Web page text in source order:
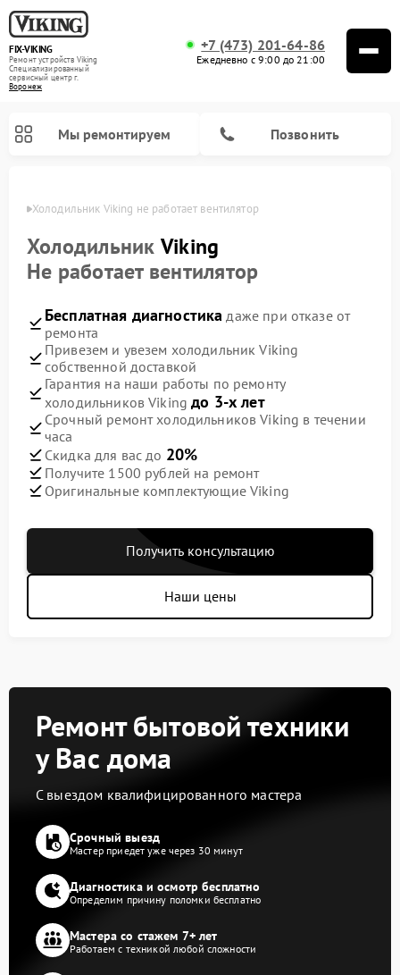
FIX-VIKING
Ремонт устройств Viking
Специализированный
cервисный центр г.
Воронеж
+7 (473) 201-64-86
Ежедневно с 9:00 до 21:00
Мы ремонтируем Позвонить
Холодильник Viking не работает вентилятор
Холодильник Viking
Не работает вентилятор
Бесплатная диагностика даже при отказе от
ремонта
Привезем и увезем холодильник Viking
собственной доставкой
Гарантия на наши работы по ремонту
холодильников Vikingдо 3-х лет
Срочный ремонт холодильников Viking в течении
часа
Скидка для вас до 20%
Получите 1500 рублей на ремонт
Оригинальные комплектующие Viking
Получить консультацию
Наши цены
Ремонт бытовой техники
у Вас дома
С выездом квалифицированного мастера
Срочный выезд
Мастер приедет уже через 30 минут
Диагностика и осмотр бесплатно
Определим причину поломки бесплатно
Мастера со стажем 7+ лет
Работаем с техникой любой сложности